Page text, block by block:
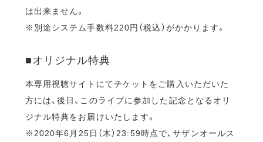
は出来ません。
※別途システム手数料220円（税込）がかかります。
■オリジナル特典
本専用視聴サイトにてチケットをご購入いただいた
方には、後日、このライブに参加した記念となるオリ
ジナル特典をお届けいたします。
※2020年6月25日（木）23:59時点で、サザンオールス